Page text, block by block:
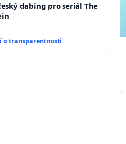
dabing pro seriál The
o transparentnosti